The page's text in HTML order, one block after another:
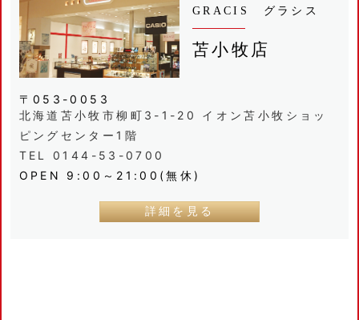
GRACIS グラシス
苫小牧店
〒053-0053
北海道苫小牧市柳町3-1-20 イオン苫小牧ショッ
ピングセンター1階
TEL 0144-53-0700
OPEN 9:00～21:00(無休)
詳細を見る